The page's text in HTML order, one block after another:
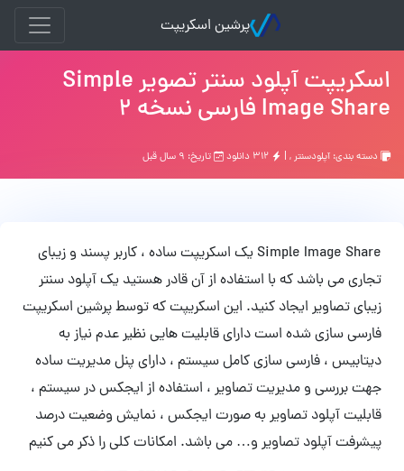
پرشین اسکریپت
اسکریپت آپلود سنتر تصویر Simple
Image Share فارسی نسخه 2
دسته بندی: آپلودسنتر, | تاریخ: ۹ سال قبل
Simple Image Share یک اسکریپت ساده ، کاربر پسند و زیبای
تجاری می باشد که با استفاده از آن قادر هستید یک آپلود سنتر
زیبای تصاویر ایجاد کنید. این اسکریپت که توسط پرشین اسکریپت
فارسی سازی شده است دارای قابلیت هایی نظیر عدم نیاز به
دیتابیس ، فارسی سازی کامل سیستم ، دارای پنل مدیریت ساده
جهت بررسی و مدیریت تصاویر ، استفاده از ایجکس در سیستم ،
قابلیت آپلود تصاویر به صورت ایجکس ، نمایش وضعیت درصد
پیشرفت آپلود تصاویر و… می باشد. امکانات کلی را ذکر می کنیم